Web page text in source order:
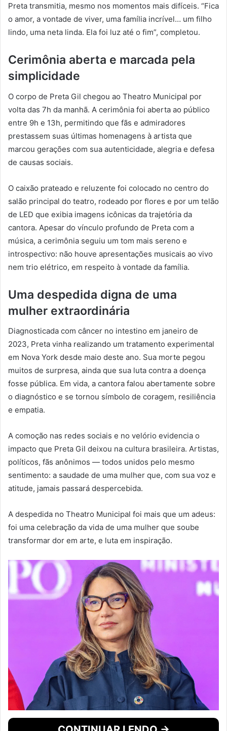
Preta transmitia, mesmo nos momentos mais difíceis. “Fica
o amor, a vontade de viver, uma família incrível… um filho
lindo, uma neta linda. Ela foi luz até o fim”, completou.
Cerimônia aberta e marcada pela
simplicidade
O corpo de Preta Gil chegou ao Theatro Municipal por
volta das 7h da manhã. A cerimônia foi aberta ao público
entre 9h e 13h, permitindo que fãs e admiradores
prestassem suas últimas homenagens à artista que
marcou gerações com sua autenticidade, alegria e defesa
de causas sociais.
O caixão prateado e reluzente foi colocado no centro do
salão principal do teatro, rodeado por flores e por um telão
de LED que exibia imagens icônicas da trajetória da
cantora. Apesar do vínculo profundo de Preta com a
música, a cerimônia seguiu um tom mais sereno e
introspectivo: não houve apresentações musicais ao vivo
nem trio elétrico, em respeito à vontade da família.
Uma despedida digna de uma
mulher extraordinária
Diagnosticada com câncer no intestino em janeiro de
2023, Preta vinha realizando um tratamento experimental
em Nova York desde maio deste ano. Sua morte pegou
muitos de surpresa, ainda que sua luta contra a doença
fosse pública. Em vida, a cantora falou abertamente sobre
o diagnóstico e se tornou símbolo de coragem, resiliência
e empatia.
A comoção nas redes sociais e no velório evidencia o
impacto que Preta Gil deixou na cultura brasileira. Artistas,
políticos, fãs anônimos — todos unidos pelo mesmo
sentimento: a saudade de uma mulher que, com sua voz e
atitude, jamais passará despercebida.
A despedida no Theatro Municipal foi mais que um adeus:
foi uma celebração da vida de uma mulher que soube
transformar dor em arte, e luta em inspiração.